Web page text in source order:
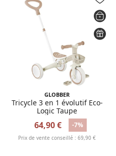
GLOBBER
Tricycle 3 en 1 évolutif Eco-
Logic Taupe
64,90 € -7%
Prix de vente conseillé : 69,90 €